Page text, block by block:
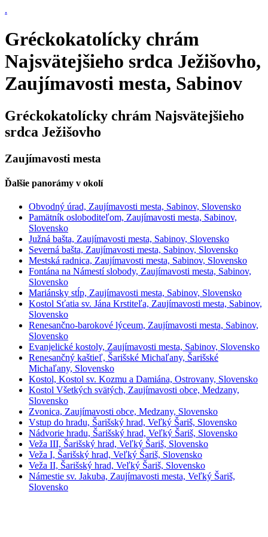
.
Gréckokatolícky chrám
Najsvätejšieho srdca Ježišovho,
Zaujímavosti mesta, Sabinov
Gréckokatolícky chrám Najsvätejšieho
srdca Ježišovho
Zaujímavosti mesta
Ďalšie panorámy v okolí
Obvodný úrad, Zaujímavosti mesta, Sabinov, Slovensko
Pamätník osloboditeľom, Zaujímavosti mesta, Sabinov,
Slovensko
Južná bašta, Zaujímavosti mesta, Sabinov, Slovensko
Severná bašta, Zaujímavosti mesta, Sabinov, Slovensko
Mestská radnica, Zaujímavosti mesta, Sabinov, Slovensko
Fontána na Námestí slobody, Zaujímavosti mesta, Sabinov,
Slovensko
Mariánsky stĺp, Zaujímavosti mesta, Sabinov, Slovensko
Kostol Sťatia sv. Jána Krstiteľa, Zaujímavosti mesta, Sabinov,
Slovensko
Renesančno-barokové lýceum, Zaujímavosti mesta, Sabinov,
Slovensko
Evanjelické kostoly, Zaujímavosti mesta, Sabinov, Slovensko
Renesančný kaštieľ, Šarišské Michaľany, Šarišské
Michaľany, Slovensko
Kostol, Kostol sv. Kozmu a Damiána, Ostrovany, Slovensko
Kostol Všetkých svätých, Zaujímavosti obce, Medzany,
Slovensko
Zvonica, Zaujímavosti obce, Medzany, Slovensko
Vstup do hradu, Šarišský hrad, Veľký Šariš, Slovensko
Nádvorie hradu, Šarišský hrad, Veľký Šariš, Slovensko
Veža III, Šarišský hrad, Veľký Šariš, Slovensko
Veža I, Šarišský hrad, Veľký Šariš, Slovensko
Veža II, Šarišský hrad, Veľký Šariš, Slovensko
Námestie sv. Jakuba, Zaujímavosti mesta, Veľký Šariš,
Slovensko